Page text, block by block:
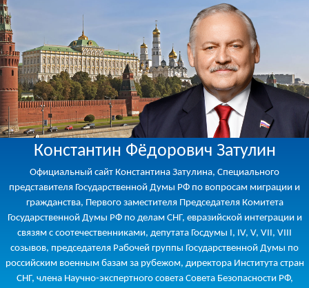
Константин Фёдорович Затулин
Официальный сайт Константина Затулина, Специального
представителя Государственной Думы РФ по вопросам миграции и
гражданства, Первого заместителя Председателя Комитета
Государственной Думы РФ по делам СНГ, евразийской интеграции и
связям с соотечественниками, депутата Госдумы I, IV, V, VII, VIII
созывов, председателя Рабочей группы Государственной Думы по
российским военным базам за рубежом, директора Института стран
СНГ, члена Научно-экспертного совета Совета Безопасности РФ,